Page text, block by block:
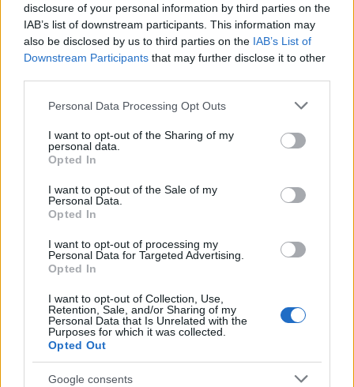
disclosure of your personal information by third parties on the
IAB’s list of downstream participants. This information may
also be disclosed by us to third parties on the IAB’s List of
Downstream Participants that may further disclose it to other
Please note that this website/app uses one or more Google
not limited to your visit or usage behaviour. You may click to
grant or deny consent to Google and its third-party tags to
use your data for below specified purposes in below Google
consent section.
Personal Data Processing Opt Outs
I want to opt-out of the Sharing of my
personal data.
Opted In
I want to opt-out of the Sale of my
Personal Data.
Opted In
I want to opt-out of processing my
Personal Data for Targeted Advertising.
Opted In
I want to opt-out of Collection, Use,
Retention, Sale, and/or Sharing of my
Personal Data that Is Unrelated with the
Purposes for which it was collected.
Opted Out
Google consents
várja, hogy Európába
jusson
2026. MÁJ. 10. MTI
A rovat támogatója:
Több mint félmillió migráns és menekült
vár Líbiában arra, hogy Európába jusson -
nyilatkozta ma Tánosz Thanos Plevrisz
migrációs ügyekért felelős miniszter. Tavaly